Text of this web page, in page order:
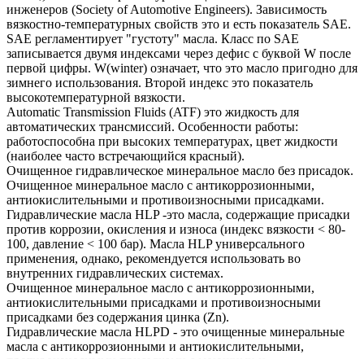
инженеров (Society of Automotive Engineers). Зависимость
вязкостно-температурных свойств это и есть показатель SAE.
SAE регламентирует "густоту" масла. Класс по SAE
записывается двумя индексами через дефис с буквой W после
первой цифры. W(winter) означает, что это масло пригодно для
зимнего использования. Второй индекс это показатель
высокотемпературной вязкости.
Automatic Transmission Fluids (ATF) это жидкость для
автоматических трансмиссий. Особенности работы:
работоспособна при высоких температурах, цвет жидкости
(наиболее часто встречающийся красный).
Очищенное гидравлическое минеральное масло без присадок.
Очищенное минеральное масло с антикоррозионными,
антиокислительными и противоизносными присадками.
Гидравлические масла HLP -это масла, содержащие присадки
против коррозии, окисления и износа (индекс вязкости < 80-
100, давление < 100 бар). Масла HLP универсального
применения, однако, рекомендуется использовать во
внутренних гидравлических системах.
Очищенное минеральное масло с антикоррозионными,
антиокислительными присадками и противоизносными
присадками без содержания цинка (Zn).
Гидравлические масла HLPD - это очищенные минеральные
масла с антикоррозионными и антиокислительными,